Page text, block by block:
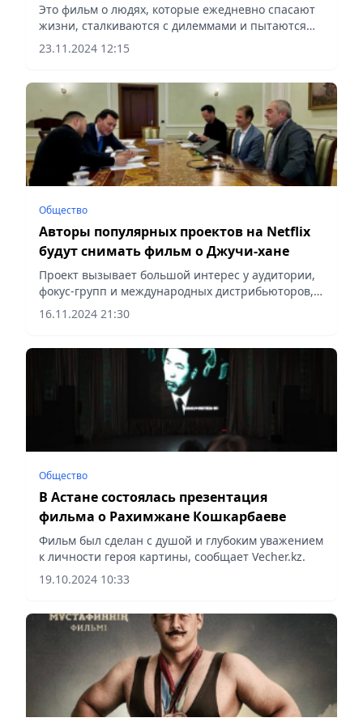
«Евразия»
Это фильм о людях, которые ежедневно спасают
жизни, сталкиваются с дилеммами и пытаются
оставаться верными своим принципам в мире,
полном перемен, сообщает Vecher.kz.
23.11.2024 12:15
Общество
Авторы популярных проектов на Netflix
будут снимать фильм о Джучи-хане
Проект вызывает большой интерес у аудитории,
фокус-групп и международных дистрибьюторов,
сообщает Vecher.kz.
16.11.2024 21:30
Общество
В Астане состоялась презентация
фильма о Рахимжане Кошкарбаеве
Фильм был сделан с душой и глубоким уважением
к личности героя картины, сообщает Vecher.kz.
19.10.2024 10:33